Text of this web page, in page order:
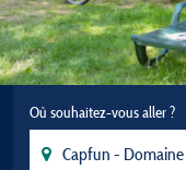
Où souhaitez-vous aller ?